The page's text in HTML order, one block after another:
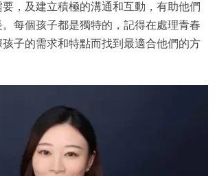
，及建立積極的溝通和互動，有助他們
每個孩子都是獨特的，記得在處理青春
子的需求和特點而找到最適合他們的方